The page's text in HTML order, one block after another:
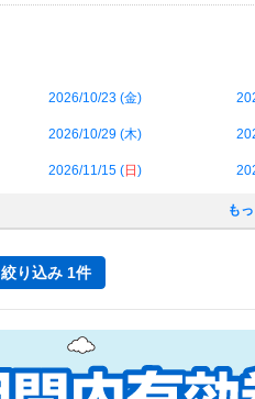
2026/10/23 (金)
2026/10/29 (木)
2026/11/15 (日 )
も
絞り込み 1件